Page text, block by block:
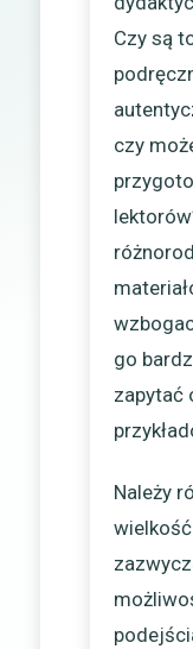
Czy są
czy
go
zapytać
Należy